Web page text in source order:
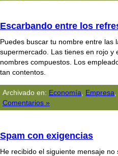
Escarbando entre los
Puedes buscar tu nombre entre las
supermercado. Las tienes en rojo y
nombres compuestos. Los
tan contentos.
Archivado en: Economía Empresa
Comentarios »
Spam con exigencias
He recibido el siguiente mensaje